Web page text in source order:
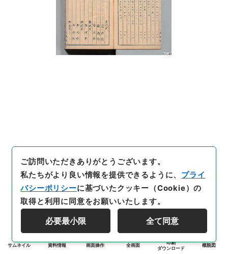
サムネイル 資料情報 画面操作 全画面
印刷
ダウンロード
概観図
ご訪問いただきありがとうございます。
私たちがより良い情報を提供できるように、 プライ
バシーポリシーに基づいたクッキー（Cookie）の
取得と利用に同意をお願いいたします。
必要最小限 全て同意